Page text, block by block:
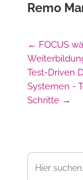
Remo
← FOCUS
Test-Driven
Systemen -
Schritte→
Suchen
nach: